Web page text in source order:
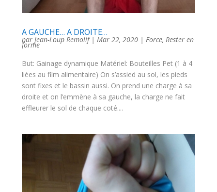
A GAUCHE… A DROITE…
par Jean-Loup Remolif| Mar 22, 2020| Force, Rester en
forme
But: Gainage dynamique Matériel: Bouteilles Pet (1 à 4
liées au film alimentaire) On s’assied au sol, les pieds
sont fixes et le bassin aussi. On prend une charge à sa
droite et on l’emmène à sa gauche, la charge ne fait
effleurer le sol de chaque coté....